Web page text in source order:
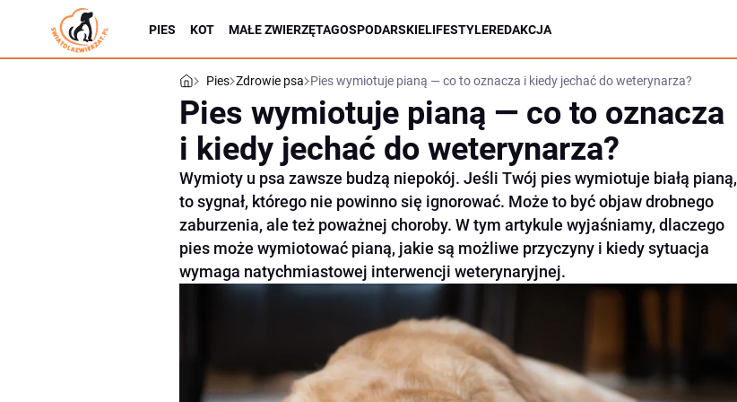
PIES KOT MAŁE ZWIERZĘTAGOSPODARSKIELIFESTYLEREDAKCJA
Pies Zdrowie psa Pies wymiotuje pianą — co to oznacza i kiedy jechać do weterynarza?
Pies wymiotuje pianą — co to oznacza
i kiedy jechać do weterynarza?
Wymioty u psa zawsze budzą niepokój. Jeśli Twój pies wymiotuje białą pianą,
to sygnał, którego nie powinno się ignorować. Może to być objaw drobnego
zaburzenia, ale też poważnej choroby. W tym artykule wyjaśniamy, dlaczego
pies może wymiotować pianą, jakie są możliwe przyczyny i kiedy sytuacja
wymaga natychmiastowej interwencji weterynaryjnej.